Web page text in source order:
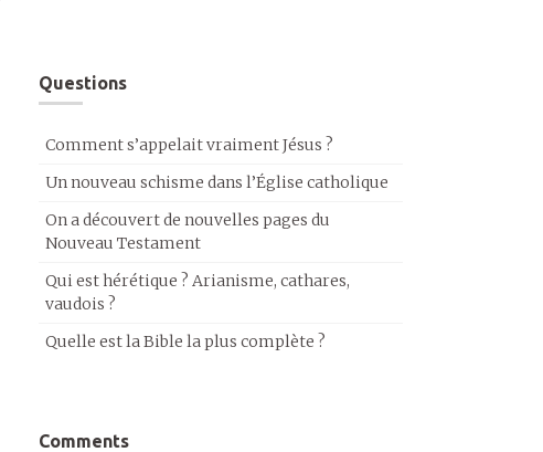
Questions
Comment s’appelait vraiment Jésus ?
Un nouveau schisme dans l’Église catholique
On a découvert de nouvelles pages du
Nouveau Testament
Qui est hérétique ? Arianisme, cathares,
vaudois ?
Quelle est la Bible la plus complète ?
Comments